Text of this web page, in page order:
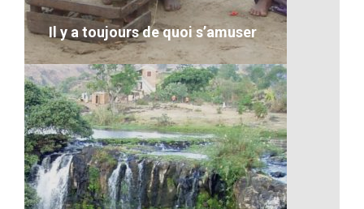
VOIR LE DÉTAIL
Il y a toujours de quoi s’amuser